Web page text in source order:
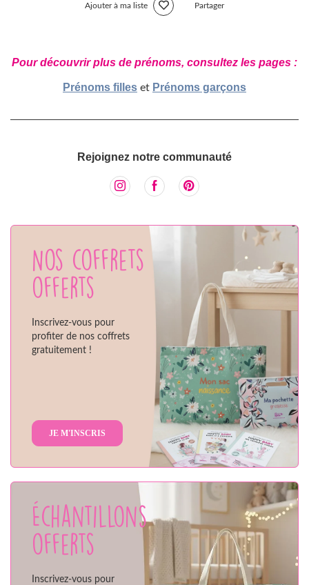
Ajouter à ma liste Partager
Pour découvrir plus de prénoms, consultez les pages :
Prénoms filles et Prénoms garçons
Rejoignez notre communauté
Nos coffrets
offerts
Inscrivez-vous pour
profiter de nos coffrets
gratuitement !
JE M'INSCRIS
Échantillons
offerts
Inscrivez-vous pour